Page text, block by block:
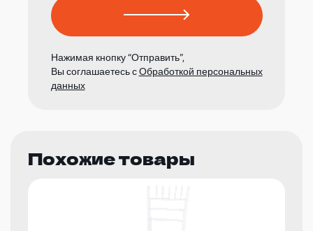
Нажимая кнопку “Отправить”,
Вы соглашаетесь сОбработкой персональных
данных
Похожие товары